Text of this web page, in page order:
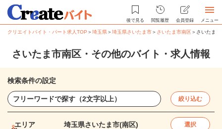
後で見る 閲覧履歴 会員登録 メニュー
クリエイトバイト・パート求人TOP ＞埼玉県＞埼玉県さいたま市＞ さいたま市南区＞ さいたま
さいたま市南区・その他のバイト・求人情報
検索条件の設定
絞り込む
エリア 埼玉県さいたま市(南区) 選択